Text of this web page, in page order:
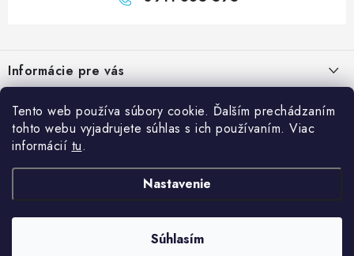
Tento web používa súbory cookie. Ďalším prechádzaním
tohto webu vyjadrujete súhlas s ich používaním. Viac
informácií tu.
Nastavenie
Súhlasím
p
ä
Informácie pre vás
Obchodné podmienky
Ochrana osobných údajov GDPR
Kategórie
Sprchové dvere
Sprchové kúty a vaničky
Vane
Blog
Kedy rekonštruovať kúpeľňu a prečo je výmena sprchového kúta
dobrý investičný krok?
Údržba sprchového kúta: ako predĺžiť životnosť skla, tesnenia a
Dobrakupelna.sk. Všetky práva vyhradené.